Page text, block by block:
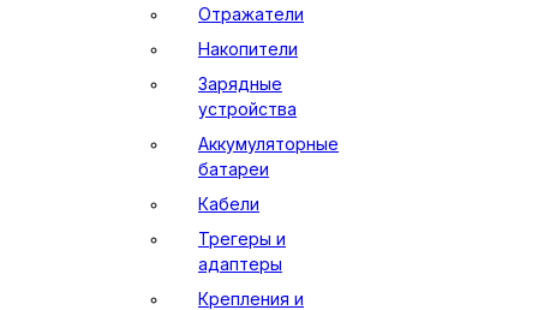
Отражатели
Накопители
Зарядные
устройства
Аккумуляторные
батареи
Кабели
Трегеры и
адаптеры
Крепления и